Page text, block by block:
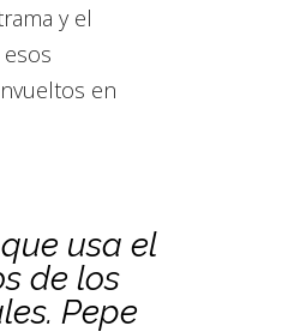
y el
en
usa el
de los
Pepe